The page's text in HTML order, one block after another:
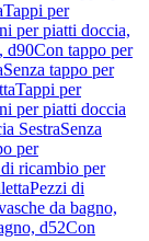
Tappi per
per piatti doccia,
d90Con tappo per
Senza tappo per
Tappi per
per piatti doccia
SestraSenza
per
ricambio per
Pezzi di
da bagno,
d52Con